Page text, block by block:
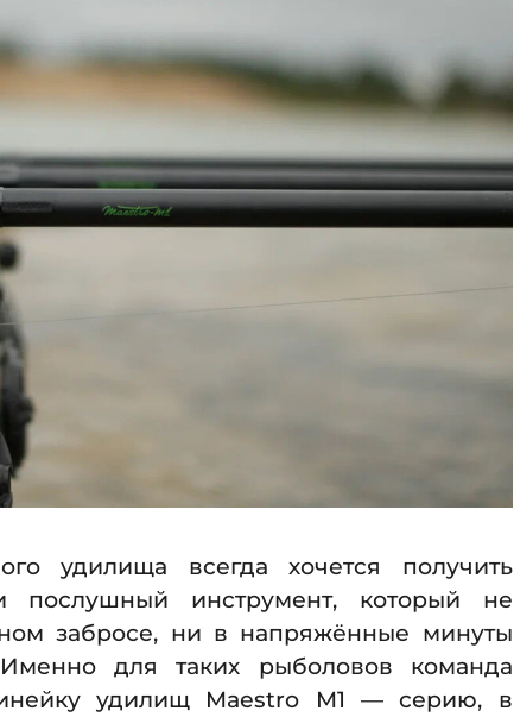
удилища всегда хочется получить
послушный инструмент, который не
забросе, ни в напряжённые минуты
для таких рыболовов команда
удилищ Maestro M1 — серию, в